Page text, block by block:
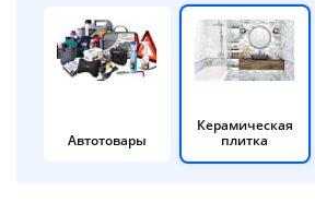
Автотовары
Керамическая
плитка
недели